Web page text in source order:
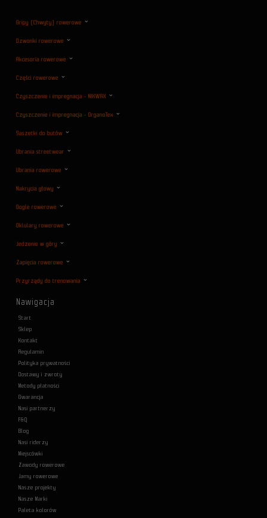
Gripy (Chwyty) rowerowe
Dzwonki rowerowe
Akcesoria rowerowe
Części rowerowe
Czyszczenie i impregnacja - NIKWAX
Czyszczenie i impregnacja - OrganoTex
Saszetki do butów
Ubrania streetwear
Ubrania rowerowe
Nakrycia głowy
Gogle rowerowe
Oklulary rowerowe
Jedzenie w góry
Zapięcia rowerowe
Przyrządy do trenowania
Nawigacja
Start
Sklep
Kontakt
Regulamin
Polityka prywatności
Dostawy i zwroty
Metody płatności
Gwarancja
Nasi partnerzy
F&Q
Blog
Nasi riderzy
Miejscówki
Zawody rowerowe
Jamy rowerowe
Nasze projekty
Nasze Marki
Paleta kolorów